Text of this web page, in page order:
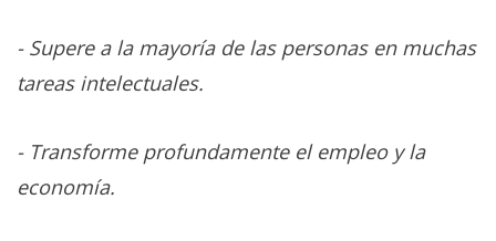
- Supere a la mayoría de las personas en muchas
tareas intelectuales.
- Transforme profundamente el empleo y la
economía.